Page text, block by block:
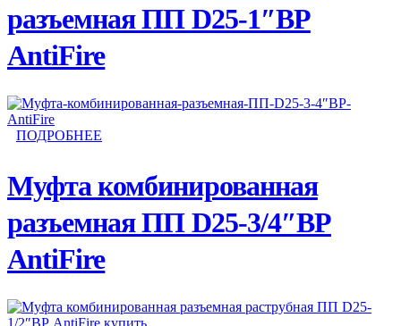
разъемная ПП D25-1″ВР
AntiFire
ПОДРОБНЕЕ
Муфта комбинированная
разъемная ПП D25-3/4″ВР
AntiFire